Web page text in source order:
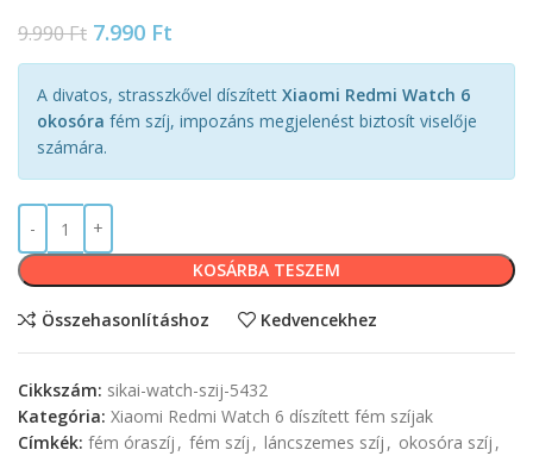
9.990Ft 7.990 Ft
A divatos, strasszkővel díszített Xiaomi Redmi Watch 6
okosóra fém szíj, impozáns megjelenést biztosít viselője
számára.
KOSÁRBA TESZEM
Összehasonlításhoz Kedvencekhez
Cikkszám: sikai-watch-szij-5432
Kategória: Xiaomi Redmi Watch 6 díszített fém szíjak
Címkék: fém óraszíj , fém szíj , láncszemes szíj , okosóra szíj ,